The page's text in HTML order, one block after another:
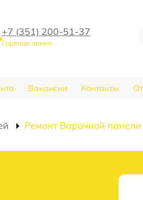
+7 (351) 200-51-37
Горячая линия
Вакансии Контакты
Ремонт Варочной панели